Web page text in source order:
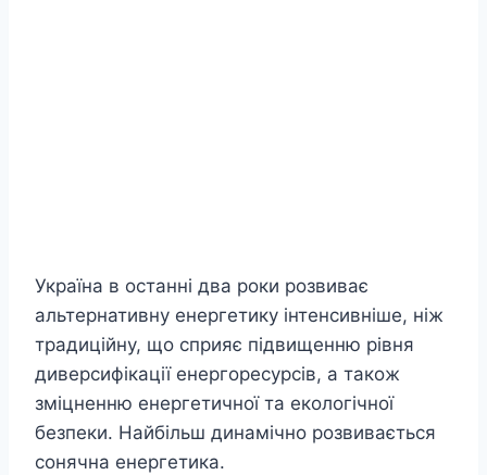
Україна в останні два роки розвиває
альтернативну енергетику інтенсивніше, ніж
традиційну, що сприяє підвищенню рівня
диверсифікації енергоресурсів, а також
зміцненню енергетичної та екологічної
безпеки. Найбільш динамічно розвивається
сонячна енергетика.